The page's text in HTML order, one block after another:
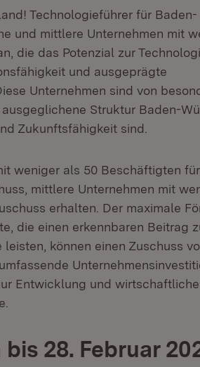
Technologieführer für Baden-
und mittlere Unternehmen mit
die das Potenzial zur
und ausgeprägte
Unternehmen sind von
Struktur Baden-
in neuem Fenster)
Zukunftsfähigkeit sind.
weniger als 50 Beschäftigten
mittlere Unternehmen mit
erhalten. Der maximale
die einen erkennbaren Beitrag
können einen Zuschuss
Entwicklung und
28. Februar